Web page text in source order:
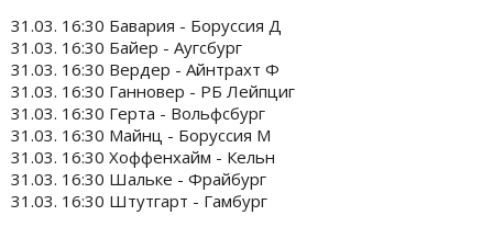
31.03. 16:30 Бавария - Боруссия Д
31.03. 16:30 Байер - Аугсбург
31.03. 16:30 Вердер - Айнтрахт Ф
31.03. 16:30 Ганновер - РБ Лейпциг
31.03. 16:30 Герта - Вольфсбург
31.03. 16:30 Майнц - Боруссия М
31.03. 16:30 Хоффенхайм - Кельн
31.03. 16:30 Шальке - Фрайбург
31.03. 16:30 Штутгарт - Гамбург